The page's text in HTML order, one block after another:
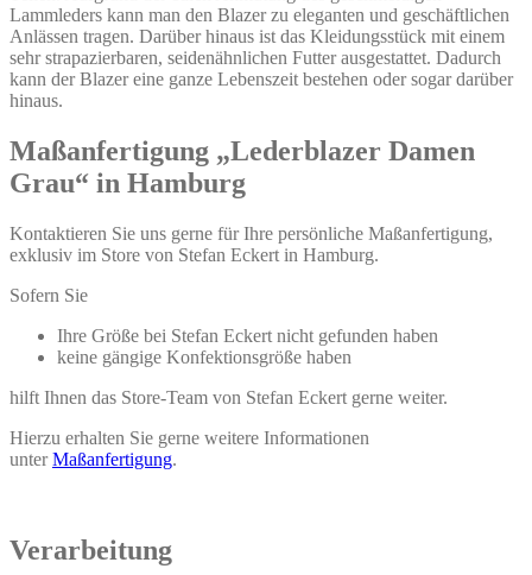
Lammleders kann man den Blazer zu eleganten und geschäftlichen
Anlässen tragen. Darüber hinaus ist das Kleidungsstück mit einem
sehr strapazierbaren, seidenähnlichen Futter ausgestattet. Dadurch
kann der Blazer eine ganze Lebenszeit bestehen oder sogar darüber
hinaus.
Maßanfertigung „Lederblazer Damen
Grau“ in Hamburg
Kontaktieren Sie uns gerne für Ihre persönliche Maßanfertigung,
exklusiv im Store von Stefan Eckert in Hamburg.
Sofern Sie
Ihre Größe bei Stefan Eckert nicht gefunden haben
keine gängige Konfektionsgröße haben
hilft Ihnen das Store-Team von Stefan Eckert gerne weiter.
Hierzu erhalten Sie gerne weitere Informationen
unterMaßanfertigung.
Verarbeitung